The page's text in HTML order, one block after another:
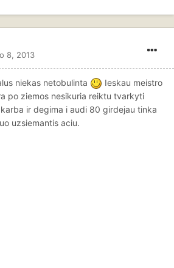
8, 2013
niekas netobulinta
Ieskau meistro
po ziemos nesikuria reiktu tvarkyti
ir degima i audi 80 girdejau tinka
uzsiemantis aciu.